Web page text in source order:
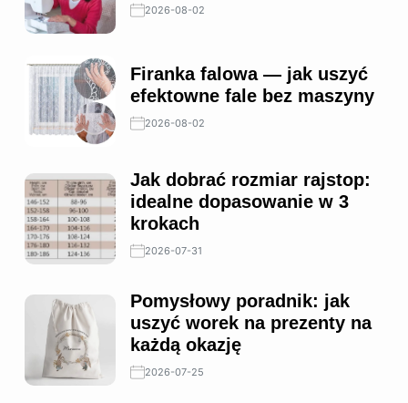
2026-08-02
Firanka falowa — jak uszyć
efektowne fale bez maszyny
2026-08-02
Jak dobrać rozmiar rajstop:
idealne dopasowanie w 3
krokach
2026-07-31
Pomysłowy poradnik: jak
uszyć worek na prezenty na
każdą okazję
2026-07-25